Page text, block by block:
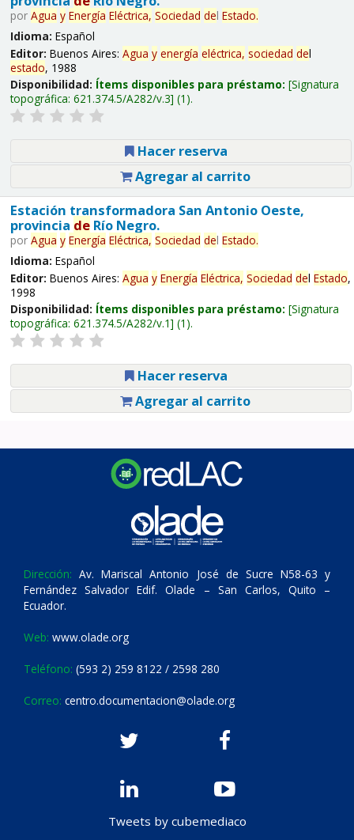
por Agua y Energía Eléctrica, Sociedad del Estado.
Idioma: Español
Editor: Buenos Aires: Agua y energía eléctrica, sociedad del
estado, 1988
Disponibilidad: Ítems disponibles para préstamo: Signatura
topográfica: 621.374.5/A282/v.3 (1).
Hacer reserva
Agregar al carrito
Estación transformadora San Antonio Oeste,
provincia deRío Negro.
por Agua y Energía Eléctrica, Sociedad del Estado.
Idioma: Español
Editor: Buenos Aires: Agua y Energía Eléctrica, Sociedad del Estado,
1998
Disponibilidad: Ítems disponibles para préstamo: Signatura
topográfica: 621.374.5/A282/v.1 (1).
Hacer reserva
Agregar al carrito
Dirección: Av. Mariscal Antonio José de Sucre N58-63 y
Fernández Salvador Edif. Olade – San Carlos, Quito –
Ecuador.
Web: www.olade.org
Teléfono: (593 2) 259 8122 / 2598 280
Correo: centro.documentacion@olade.org
Tweets by cubemediaco